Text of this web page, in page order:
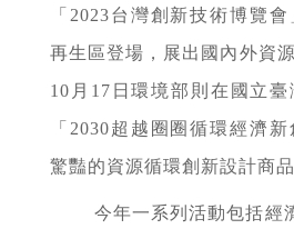
「2023台灣創新技術博覽
再生區登場，展出國內外資
10月17日環境部則在國立
「2030超越圈圈循環經濟
驚豔的資源循環創新設計商
今年一系列活動包括經